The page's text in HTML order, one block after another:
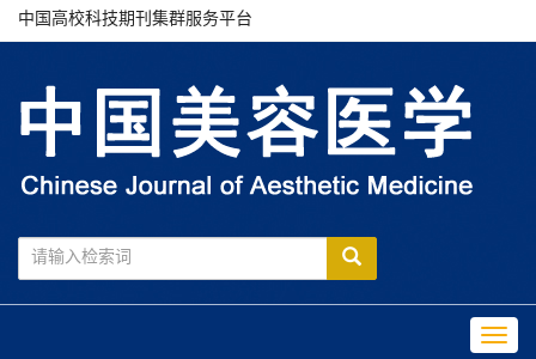
中国高校科技期刊集群服务平台